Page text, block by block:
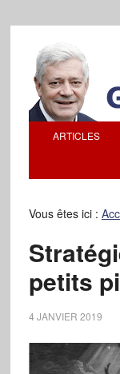
ARTICLES
Vous êtes ici :
petits
4 JANVIER 2019